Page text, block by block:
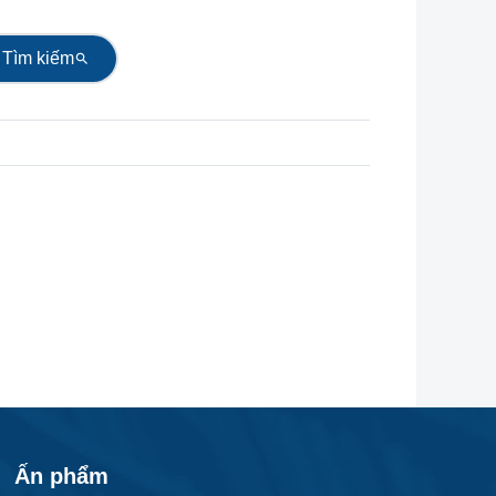
Tìm kiếmsearch
Ấn phẩm